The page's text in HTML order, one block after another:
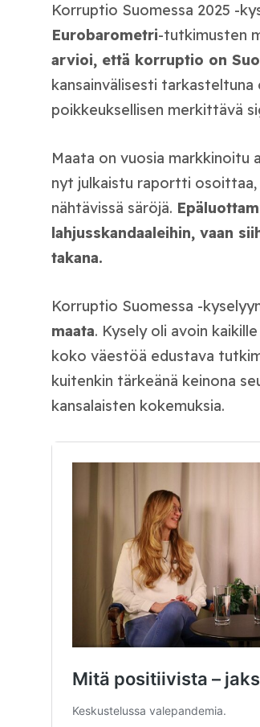
Korruptio Suomessa 2025 -
Eurobarometri-tutkimusten
arvioi, että korruptio on
kansainvälisesti
poikkeuksellisen merkittävä
Maata on vuosia markkinoitu
nyt julkaistu raportti
nähtävissä säröjä.
lahjusskandaaleihin, vaan
takana.
Korruptio Suomessa -
maata. Kysely oli avoin
koko väestöä edustava
kuitenkin tärkeänä keinona
kansalaisten kokemuksia.